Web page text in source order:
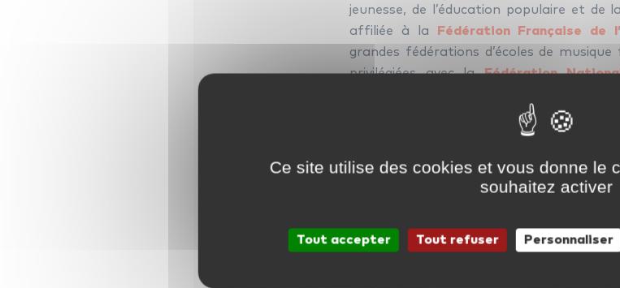
jeunesse, de l’éducation populaire et de
affiliée à la
Fédération Française de
grandes fédérations d’écoles de
privilégiées avec laFédération
. Ces dernières
Un grand nombre d’écoles maternelles
de comités d’entreprise collaborent avec
Ville de Paris, de Neuilly, de Nanterre, le
Ce site utilise des cookies et vous donne le
souhaitez activer
Tout accepter Tout refuser Personnaliser